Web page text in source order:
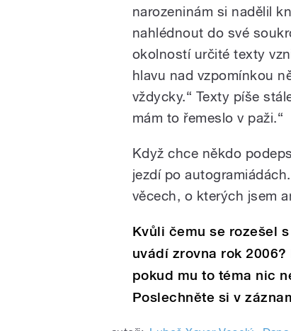
narozeninám si nadělil
nahlédnout do své
okolností určité texty
hlavu nad vzpomínkou
vždycky.“ Texty píše
mám to řemeslo v paži.“
Když chce někdo
jezdí po
věcech, o kterých jsem
Kvůli čemu se rozešel
uvádí zrovna rok
pokud mu to téma nic
Poslechněte si v